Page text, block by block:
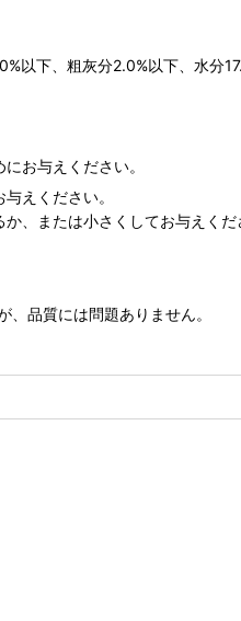
以下、粗灰分2.0%以下、水分
お与えください。
えください。
、または小さくしてお与えくだ
品質には問題ありません。